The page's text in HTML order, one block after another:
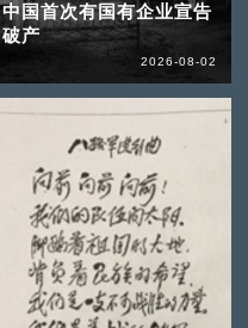
中国首次有国有企业宣告
破产
2026-08-02